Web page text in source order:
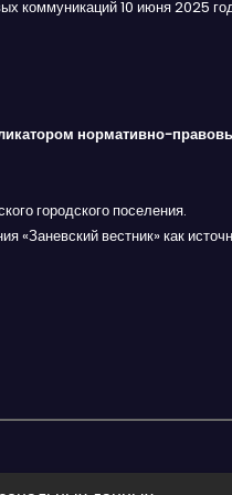
коммуникаций 10 июня 2025
нормативно-
городского поселения.
вестник» как